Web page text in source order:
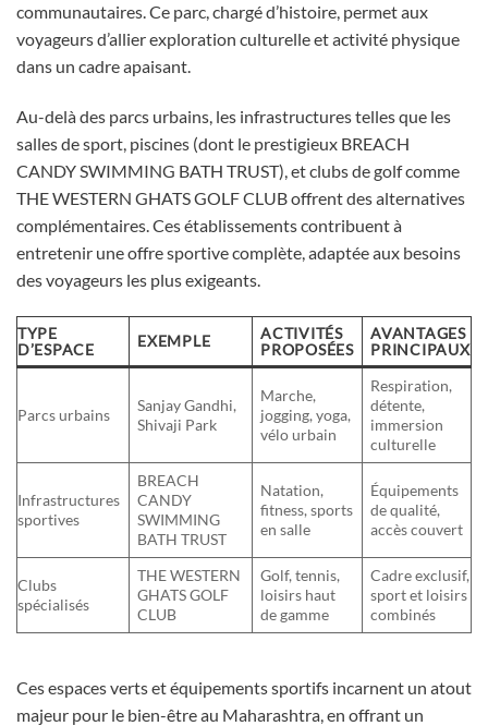
communautaires. Ce parc, chargé d’histoire, permet aux
voyageurs d’allier exploration culturelle et activité physique
dans un cadre apaisant.
Au-delà des parcs urbains, les infrastructures telles que les
salles de sport, piscines (dont le prestigieux BREACH
CANDY SWIMMING BATH TRUST), et clubs de golf comme
THE WESTERN GHATS GOLF CLUB offrent des alternatives
complémentaires. Ces établissements contribuent à
entretenir une offre sportive complète, adaptée aux besoins
des voyageurs les plus exigeants.
TYPE
D’ESPACE
EXEMPLE
ACTIVITÉS
PROPOSÉES
AVANTAGES
PRINCIPAUX
Parcs urbains
Sanjay Gandhi,
Shivaji Park
Marche,
jogging, yoga,
vélo urbain
Respiration,
détente,
immersion
culturelle
Infrastructures
sportives
BREACH
CANDY
SWIMMING
BATH TRUST
Natation,
fitness, sports
en salle
Équipements
de qualité,
accès couvert
Clubs
spécialisés
THE WESTERN
GHATS GOLF
CLUB
Golf, tennis,
loisirs haut
de gamme
Cadre exclusif,
sport et loisirs
combinés
Ces espaces verts et équipements sportifs incarnent un atout
majeur pour le bien-être au Maharashtra, en offrant un